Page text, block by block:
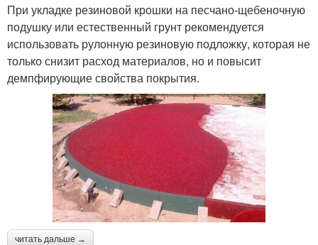
При укладке резиновой крошки на песчано-щебеночную
подушку или естественный грунт рекомендуется
использовать рулонную резиновую подложку, которая не
только снизит расход материалов, но и повысит
демпфирующие свойства покрытия.
читать дальше →